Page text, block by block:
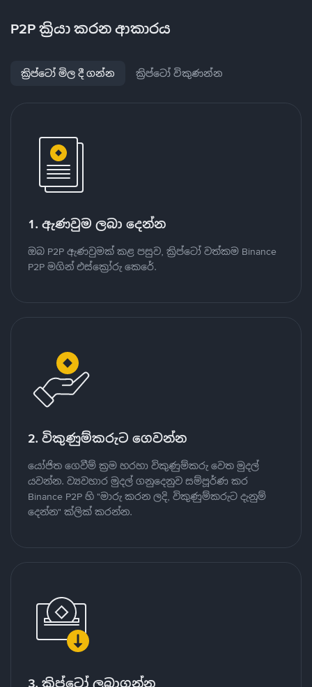
P2P ක්‍රියා කරන ආකාරය
ක්‍රිප්ටෝ මිල දී ගන්න ක්‍රිප්ටෝ විකුණන්න
1. ඇණවුම ලබා දෙන්න
ඔබ P2P ඇණවුමක් කළ පසුව, ක්‍රිප්ටෝ වත්කම Binance
P2P මගින් එස්ක්‍රෝරු කෙරේ.
2. විකුණුම්කරුට ගෙවන්න
යෝජිත ගෙවීම් ක්‍රම හරහා විකුණුම්කරු වෙත මුදල්
යවන්න. ව්‍යවහාර මුදල් ගනුදෙනුව සම්පූර්ණ කර
Binance P2P හි "මාරු කරන ලදි, විකුණුම්කරුට දැනුම්
දෙන්න" ක්ලික් කරන්න.
3. ක්‍රිප්ටෝ ලබාගන්න